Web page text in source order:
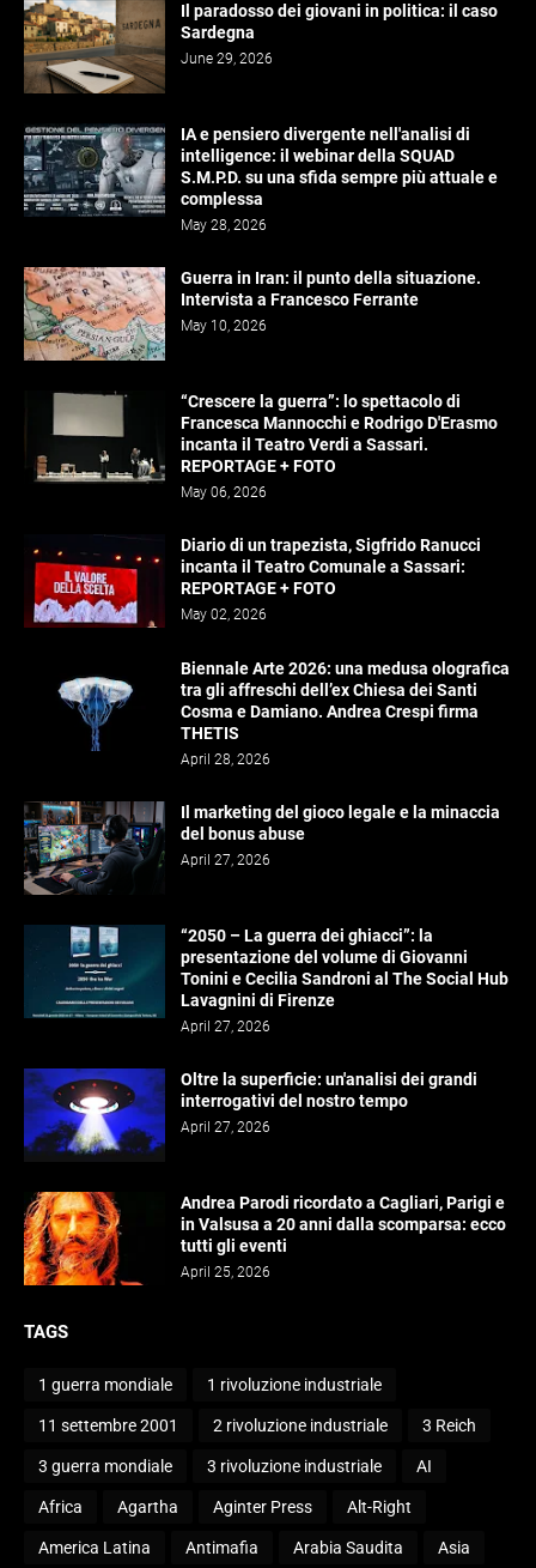
Il paradosso dei giovani in politica: il caso
Sardegna
June 29, 2026
IA e pensiero divergente nell'analisi di
intelligence: il webinar della SQUAD
S.M.P.D. su una sfida sempre più attuale e
complessa
May 28, 2026
Guerra in Iran: il punto della situazione.
Intervista a Francesco Ferrante
May 10, 2026
“Crescere la guerra”: lo spettacolo di
Francesca Mannocchi e Rodrigo D'Erasmo
incanta il Teatro Verdi a Sassari.
REPORTAGE + FOTO
May 06, 2026
Diario di un trapezista, Sigfrido Ranucci
incanta il Teatro Comunale a Sassari:
REPORTAGE + FOTO
May 02, 2026
Biennale Arte 2026: una medusa olografica
tra gli affreschi dell’ex Chiesa dei Santi
Cosma e Damiano. Andrea Crespi firma
THETIS
April 28, 2026
Il marketing del gioco legale e la minaccia
del bonus abuse
April 27, 2026
“2050 – La guerra dei ghiacci”: la
presentazione del volume di Giovanni
Tonini e Cecilia Sandroni al The Social Hub
Lavagnini di Firenze
April 27, 2026
Oltre la superficie: un'analisi dei grandi
interrogativi del nostro tempo
April 27, 2026
Andrea Parodi ricordato a Cagliari, Parigi e
in Valsusa a 20 anni dalla scomparsa: ecco
tutti gli eventi
April 25, 2026
TAGS
1 guerra mondiale 1 rivoluzione industriale
11 settembre 2001 2 rivoluzione industriale 3 Reich
3 guerra mondiale 3 rivoluzione industriale AI
Africa Agartha Aginter Press Alt-Right
America Latina Antimafia Arabia Saudita Asia